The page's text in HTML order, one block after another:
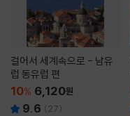
걸어서 세계속으로 - 남유
럽 동유럽 편
10% 6,120원
9.6 ( 27)